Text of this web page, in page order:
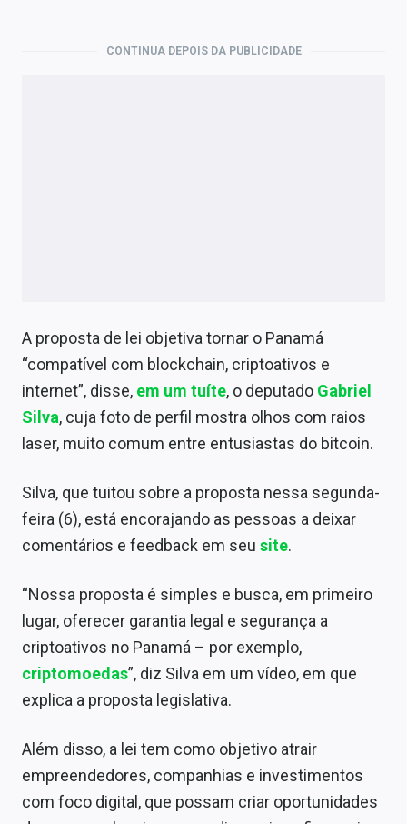
Expediente
Contato
CONTINUA DEPOIS DA PUBLICIDADE
A proposta de lei objetiva tornar o Panamá
“compatível com blockchain, criptoativos e
internet”, disse, em um tuíte, o deputado Gabriel
Silva, cuja foto de perfil mostra olhos com raios
laser, muito comum entre entusiastas do bitcoin.
Silva, que tuitou sobre a proposta nessa segunda-
feira (6), está encorajando as pessoas a deixar
comentários e feedback em seu site.
“Nossa proposta é simples e busca, em primeiro
lugar, oferecer garantia legal e segurança a
criptoativos no Panamá – por exemplo,
criptomoedas”, diz Silva em um vídeo, em que
explica a proposta legislativa.
Além disso, a lei tem como objetivo atrair
empreendedores, companhias e investimentos
com foco digital, que possam criar oportunidades